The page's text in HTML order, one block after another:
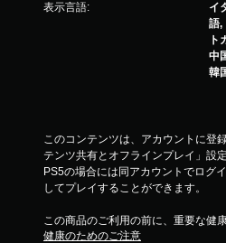
表示言語:
イ
語,
ト
中
韓
このコンテンツは、アカウントに登
テンツ共有とオフラインプレイ」設
PS5の場合には同アカウントでログ
してプレイすることができます。
この商品のご利用の前に、重要な健
健康のためのご注意